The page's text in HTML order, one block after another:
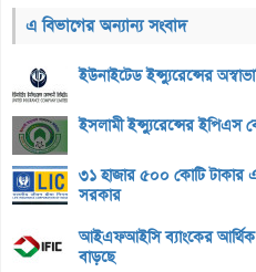
এ বিভাগের অন্যান্য সংবাদ
ইউনাইটেড ইন্স্যুরেন্সের
ইসলামী ইন্স্যুরেন্সের ইপিএস
৩১ হাজার ৫০০ কোটি টাকার
সরকার
আইএফআইসি ব্যাংকের
বাড়ছে